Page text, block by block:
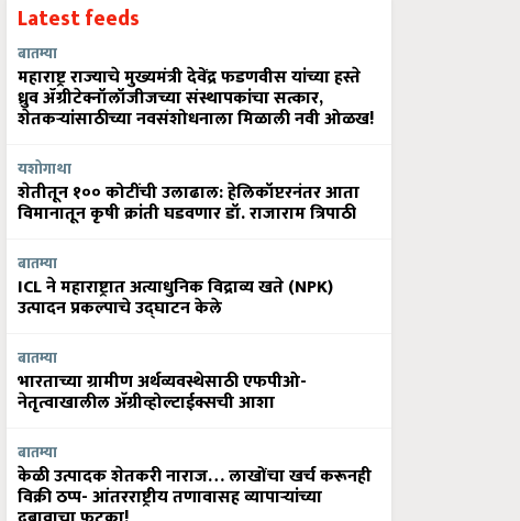
Latest feeds
बातम्या
महाराष्ट्र राज्याचे मुख्यमंत्री देवेंद्र फडणवीस यांच्या हस्ते
ध्रुव ॲग्रीटेक्नॉलॉजीजच्या संस्थापकांचा सत्कार,
शेतकऱ्यांसाठीच्या नवसंशोधनाला मिळाली नवी ओळख!
यशोगाथा
शेतीतून १०० कोटींची उलाढाल: हेलिकॉप्टरनंतर आता
विमानातून कृषी क्रांती घडवणार डॉ. राजाराम त्रिपाठी
बातम्या
ICL ने महाराष्ट्रात अत्याधुनिक विद्राव्य खते (NPK)
उत्पादन प्रकल्पाचे उद्घाटन केले
बातम्या
भारताच्या ग्रामीण अर्थव्यवस्थेसाठी एफपीओ-
नेतृत्वाखालील अ‍ॅग्रीव्होल्टाईक्सची आशा
बातम्या
केळी उत्पादक शेतकरी नाराज… लाखोंचा खर्च करूनही
विक्री ठप्प- आंतरराष्ट्रीय तणावासह व्यापाऱ्यांच्या